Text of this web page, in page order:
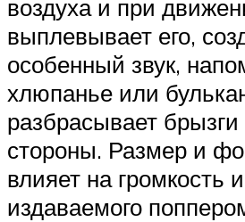
воздуха и при
выплевывает его,
особенный звук,
хлюпанье или
разбрасывает
стороны. Размер и
влияет на громкость
издаваемого